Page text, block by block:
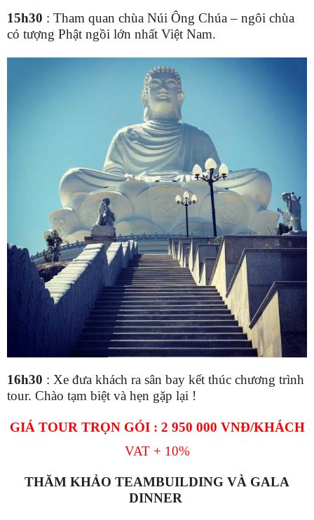
15h30 : Tham quan chùa Núi Ông Chúa – ngôi chùa
có tượng Phật ngồi lớn nhất Việt Nam.
16h30 : Xe đưa khách ra sân bay kết thúc chương trình
tour. Chào tạm biệt và hẹn gặp lại !
GIÁ TOUR TRỌN GÓI : 2 950 000 VNĐ/KHÁCH
VAT + 10%
THĂM KHẢO TEAMBUILDING VÀ GALA
DINNER